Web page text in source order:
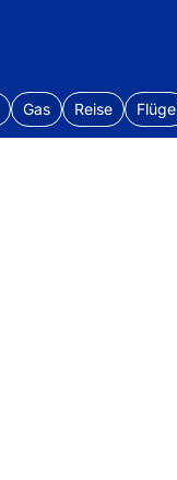
Gas Reise Flüge